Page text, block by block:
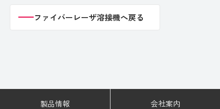
ファイバーレーザ溶接機へ戻る
ファイバーレーザ溶接機へ戻る
製品情報 会社案内